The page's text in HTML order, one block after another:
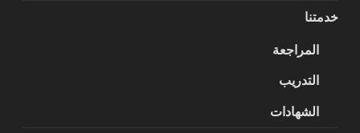
خدمتنا
المراجعة
التدريب
الشهادات